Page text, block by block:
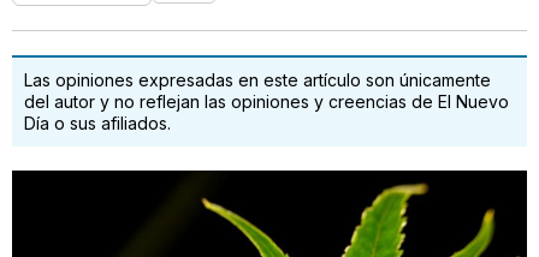
Las opiniones expresadas en este artículo son únicamente
del autor y no reflejan las opiniones y creencias de El Nuevo
Día o sus afiliados.